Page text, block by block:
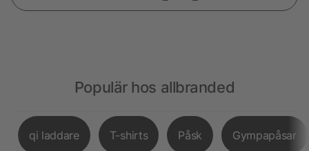
Populär hos allbranded
qi laddare T-shirts Påsk Gympapåsar